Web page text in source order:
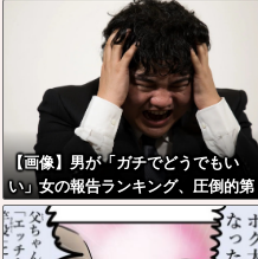
【画像】男が「ガチでどうでもい
い」女の報告ランキング、圧倒的第
１位と言えば『コレ』w w w w w w
w w w w